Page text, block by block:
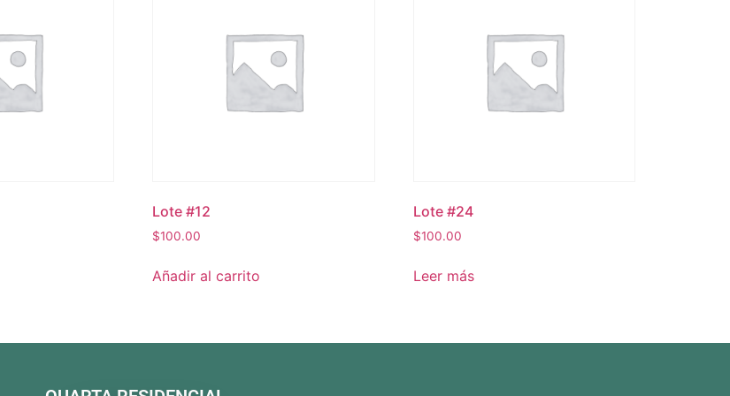
Lote #12
$100.00
Añadir al carrito
Lote #24
$100.00
Leer más